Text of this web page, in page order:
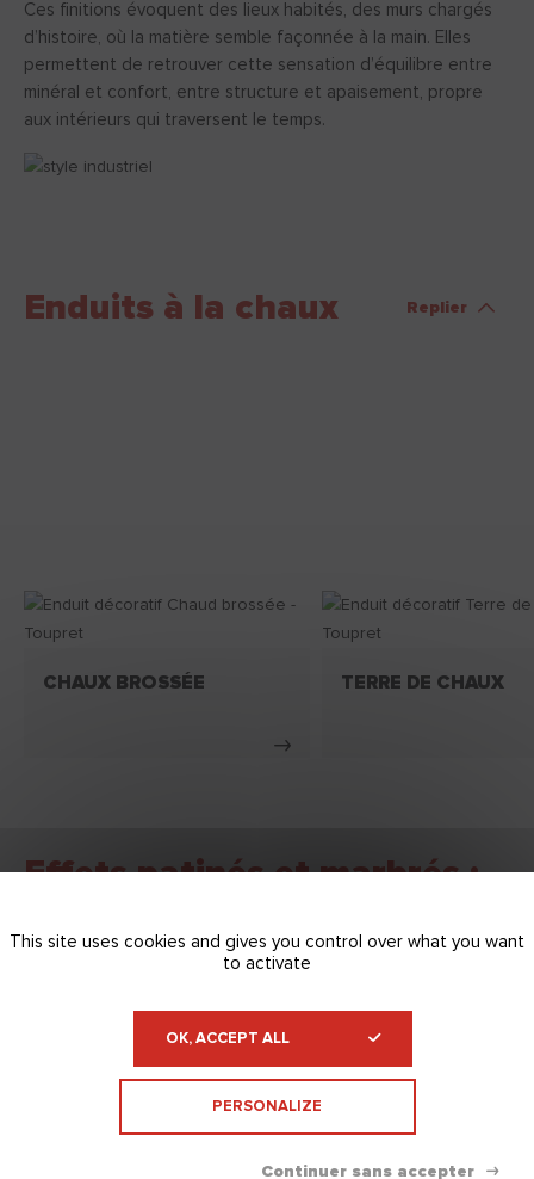
Ces finitions évoquent des lieux habités, des murs chargés
d’histoire, où la matière semble façonnée à la main. Elles
permettent de retrouver cette sensation d’équilibre entre
minéral et confort, entre structure et apaisement, propre
aux intérieurs qui traversent le temps.
Enduits à la chaux Replier
CHAUX BROSSÉE TERRE DE CHAUX
Effets patinés et marbrés :
scène
Dans certains projets, l'objectif n'est plus uniquement de
structurer l'espace mais aussi de créer une véritable
expérience visuelle. La lumière devient alors un matériau à
This site uses cookies and gives you control over what you want
to activate
OK, ACCEPT ALL
PERSONALIZE